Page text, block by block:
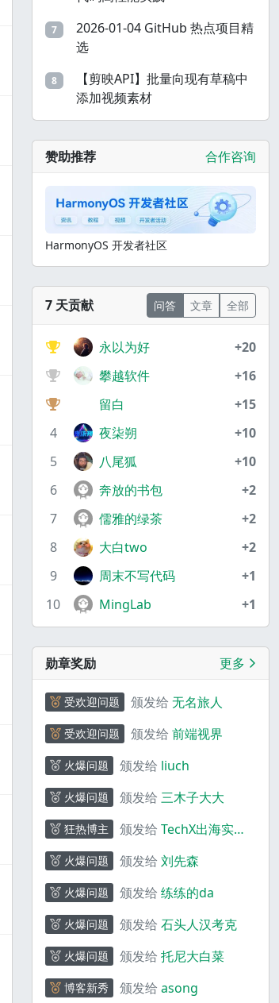
7
2026-01-04 GitHub 热点项目精
选
8
【剪映API】批量向现有草稿中
添加视频素材
赞助推荐 合作咨询
HarmonyOS 开发者社区
7 天贡献 问答 文章 全部
永以为好
+20
攀越软件
+16
留白
+15
4
夜柒朔
+10
5
八尾狐
+10
6
奔放的书包
+2
7
儒雅的绿茶
+2
8
大白two
+2
9
周末不写代码
+1
10
MingLab +1
勋章奖励 更多
受欢迎问题 颁发给 无名旅人
受欢迎问题 颁发给 前端视界
火爆问题 颁发给 liuch
火爆问题 颁发给 三木子大大
狂热博主 颁发给 TechX出海实验
火爆问题 颁发给 刘先森
火爆问题 颁发给 练练的da
火爆问题 颁发给 石头人汉考克
火爆问题 颁发给 托尼大白菜
博客新秀 颁发给 asong